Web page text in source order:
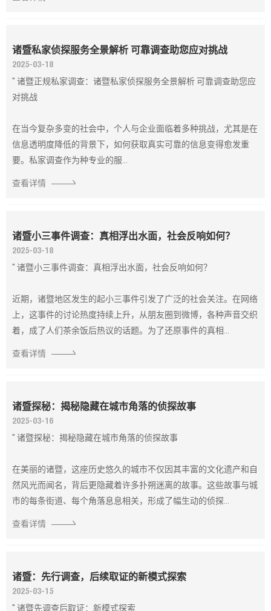
诸暨私家侦探服务全景解析 可靠调查助您应对挑战
2025-03-18
" 诸暨正规私家调查：诸暨私家侦探服务全景解析 可靠调查助您应
对挑战
在当今复杂多变的社会中，个人与企业面临着多种挑战，尤其是在
信息透明度降低的背景下，如何获取真实可靠的信息变得愈发重
要。私家调查作为种专业的服...
查看详情
诸暨小三事件调查：真相浮出水面，社会反响如何？
2025-03-18
" 诸暨小三事件调查：真相浮出水面，社会反响如何？
近期，诸暨地区发生的起小三事件引发了广泛的社会关注。在网络
上，这事件的讨论热度持续上升，从朋友圈到微博，各种声音交织
着，成了人们茶余饭后热议的话题。为了还原事件的真相...
查看详情
诸暨探秘：揭秘隐藏在城市角落的侦探故事
2025-03-16
" 诸暨探秘：揭秘隐藏在城市角落的侦探故事
在美丽的诸暨，这座历史悠久的城市不仅因其丰富的文化遗产和自
然风光而闻名，背后更隐藏着许多扑朔迷离的故事。这些故事与城
市的每条街道、每个角落息息相关，形成了幅生动的侦探...
查看详情
诸暨：先行调查，后续取证的新模式探索
2025-03-15
" 诸暨先调查后取证：新模式探索